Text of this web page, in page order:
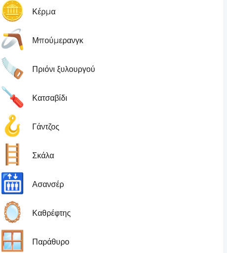
🪙 Κέρμα
🪃 Μπούμερανγκ
🪚 Πριόνι ξυλουργού
🪛 Κατσαβίδι
🪝 Γάντζος
🪜 Σκάλα
🛗 Ασανσέρ
🪞 Καθρέφτης
🪟 Παράθυρο